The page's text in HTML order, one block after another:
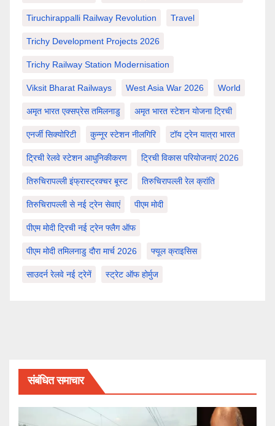
Tiruchirappalli Railway Revolution Travel
Trichy Development Projects 2026
Trichy Railway Station Modernisation
Viksit Bharat Railways West Asia War 2026 World
अमृत भारत एक्सप्रेस तमिलनाडु अमृत भारत स्टेशन योजना ट्रिची
एनर्जी सिक्योरिटी कुन्नूर स्टेशन नीलगिरि टॉय ट्रेन यात्रा भारत
ट्रिची रेलवे स्टेशन आधुनिकीकरण ट्रिची विकास परियोजनाएं 2026
तिरुचिरापल्ली इंफ्रास्ट्रक्चर बूस्ट तिरुचिरापल्ली रेल क्रांति
तिरुचिरापल्ली से नई ट्रेन सेवाएं पीएम मोदी
पीएम मोदी ट्रिची नई ट्रेन फ्लैग ऑफ
पीएम मोदी तमिलनाडु दौरा मार्च 2026 फ्यूल क्राइसिस
साउदर्न रेलवे नई ट्रेनें स्ट्रेट ऑफ होर्मुज
संबंधित समाचार